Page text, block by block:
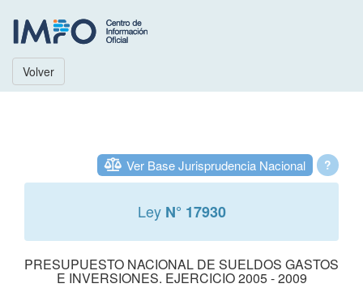
Volver
?
Ver Base Jurisprudencia Nacional
Ley N° 17930
PRESUPUESTO NACIONAL DE SUELDOS GASTOS
E INVERSIONES. EJERCICIO 2005 - 2009